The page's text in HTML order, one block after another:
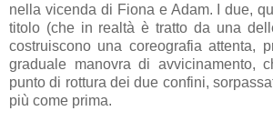
nella vicenda di Fiona e Adam. I due,
titolo (che in realtà è tratto da una
costruiscono una coreografia attenta,
graduale manovra di avvicinamento,
punto di rottura dei due confini,
più come prima.